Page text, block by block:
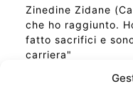
Zinedine Zidane
che ho raggiunto.
fatto sacrifici e
carriera"